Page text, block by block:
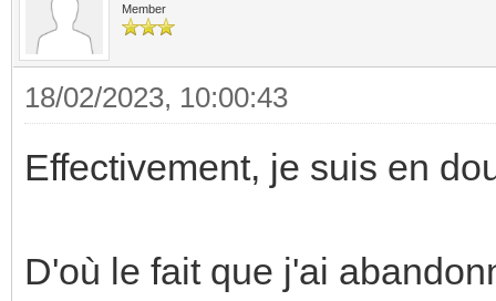
Member
18/02/2023, 10:00:43
Effectivement, je suis en
D'où le fait que j'ai